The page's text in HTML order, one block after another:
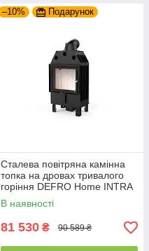
–10% Подарунок
Сталева повітряна камінна
топка на дровах тривалого
горіння DEFRO Home INTRA
SM
В наявності
81 530 ₴ 90 589 ₴